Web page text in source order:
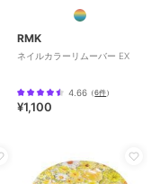
RMK
ネイルカラーリムーバー EX
4.66 （6件）
¥1,100